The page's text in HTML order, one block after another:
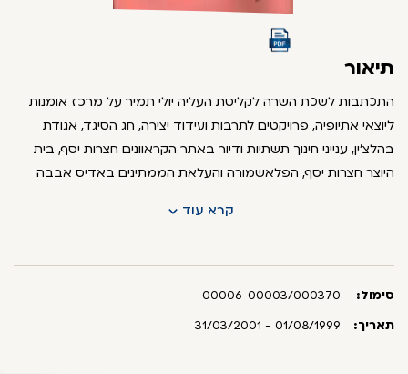
תיאור
התכתבות לשכת השרה לקליטת העליה יולי תמיר על מרכז אומנות
ליוצאי אתיופיה, פרויקטים לתרבות ועידוד יצירה, חג הסיגד, אגודת
בהלצ'ין, ענייני חינוך תשתיות ודיור באתר הקראוונים חצרות יסף, בית
היוצר חצרות יסף, הפלאשמורה והעלאת הממתינים באדיס אבבה
ביצירה
קרא עוד
סימול:
תאריך: